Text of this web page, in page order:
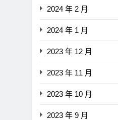
2024 年 2 月
2024 年 1 月
2023 年 12 月
2023 年 11 月
2023 年 10 月
2023 年 9 月